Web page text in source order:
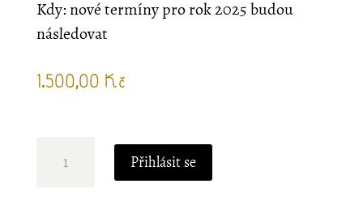
Kdy: nové termíny pro rok 2025 budou
následovat
1.500,00 Kč
Přihlásit se